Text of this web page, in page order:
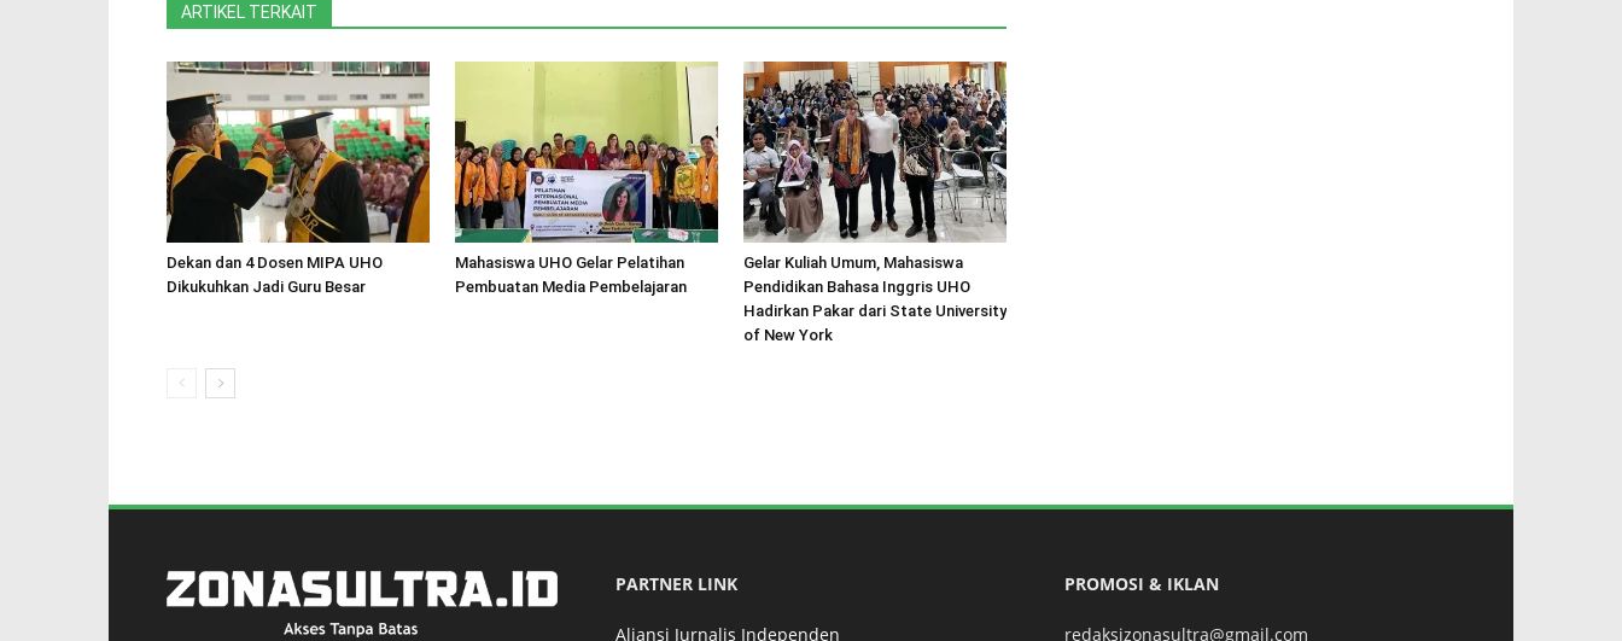
ARTIKEL TERKAIT
Dekan dan 4 Dosen MIPA UHO
Dikukuhkan Jadi Guru Besar
Mahasiswa UHO Gelar Pelatihan
Pembuatan Media Pembelajaran
Gelar Kuliah Umum, Mahasiswa
Pendidikan Bahasa Inggris UHO
Hadirkan Pakar dari State University
of New York
PARTNER LINK
Aliansi Jurnalis Independen
PROMOSI & IKLAN
redaksizonasultra@gmail.com